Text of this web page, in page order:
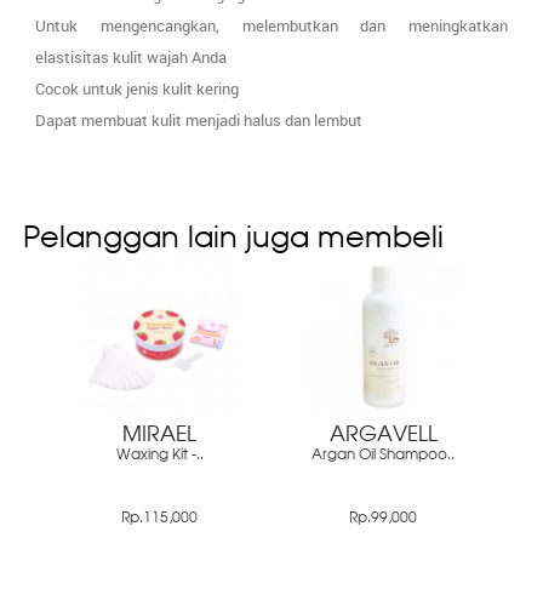
Untuk mengencangkan, melembutkan dan meningkatkan
elastisitas kulit wajah Anda
Cocok untuk jenis kulit kering
Dapat membuat kulit menjadi halus dan lembut
Pelanggan lain juga membeli
MIRAEL
Waxing Kit -..
Rp.115,000
ARGAVELL
Argan Oil Shampoo..
Rp.99,000